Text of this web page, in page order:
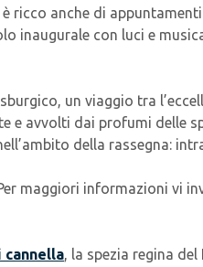
ricco anche di
inaugurale con luci e
un viaggio tra
e avvolti dai profumi delle
della rassegna:
maggiori informazioni vi
cannella, la spezia regina